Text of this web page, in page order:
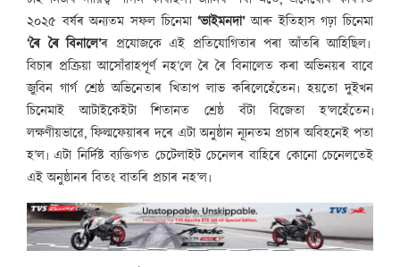
২০২৫ বৰ্ষৰ অন্যতম সফল চিনেমা‘ভাইমনদা’আৰু ইতিহাস গঢ়া চিনেমা
‘ৰৈ ৰৈ বিনালে’ৰ প্ৰযোজকে এই প্ৰতিযোগিতাৰ পৰা আঁতৰি আহিছিল৷
বিচাৰ প্ৰক্ৰিয়া আসোঁৱাহপূৰ্ণ নহ’লে ৰৈ ৰৈ বিনালেত কৰা অভিনয়ৰ বাবে
জুবিন গাৰ্গ শ্ৰেষ্ঠ অভিনেতাৰ খিতাপ লাভ কৰিলেহেঁতেন৷ হয়তো দুইখন
চিনেমাই আটাইকেইটা শিতানত শ্ৰেষ্ঠ বঁটা বিজেতা হ’লহেঁতেন৷
লক্ষণীয়ভাৱে, ফিল্মফেয়াৰৰ দৰে এটা অনুষ্ঠান ন্যূনতম প্ৰচাৰ অবিহনেই পতা
হ’ল৷ এটা নিৰ্দিষ্ট ব্যক্তিগত চেটেলাইট চেনেলৰ বাহিৰে কোনো চেনেলতেই
এই অনুষ্ঠানৰ বিতং বাতৰি প্ৰচাৰ নহ’ল৷